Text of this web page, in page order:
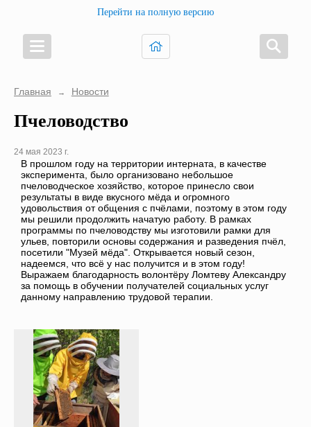
Перейти на полную версию
Главная → Новости
Пчеловодство
24 мая 2023 г.
В прошлом году на территории интерната, в качестве
эксперимента, было организовано небольшое
пчеловодческое хозяйство, которое принесло свои
результаты в виде вкусного мёда и огромного
удовольствия от общения с пчёлами, поэтому в этом году
мы решили продолжить начатую работу. В рамках
программы по пчеловодству мы изготовили рамки для
ульев, повторили основы содержания и разведения пчёл,
посетили "Музей мёда". Открывается новый сезон,
надеемся, что всё у нас получится и в этом году!
Выражаем благодарность волонтёру Ломтеву Александру
за помощь в обучении получателей социальных услуг
данному направлению трудовой терапии.